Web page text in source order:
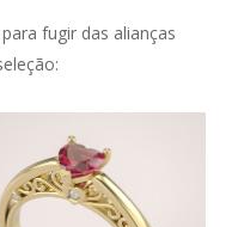
fugir das alianças